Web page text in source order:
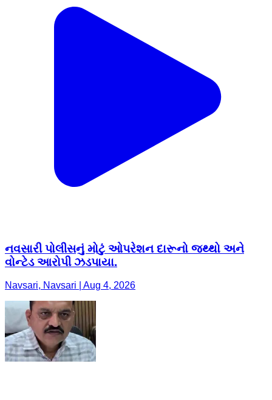
નવસારી પોલીસનું મોટું ઓપરેશન દારૂનો જથ્થો અને
વોન્ટેડ આરોપી ઝડપાયા.
Navsari, Navsari | Aug 4, 2026